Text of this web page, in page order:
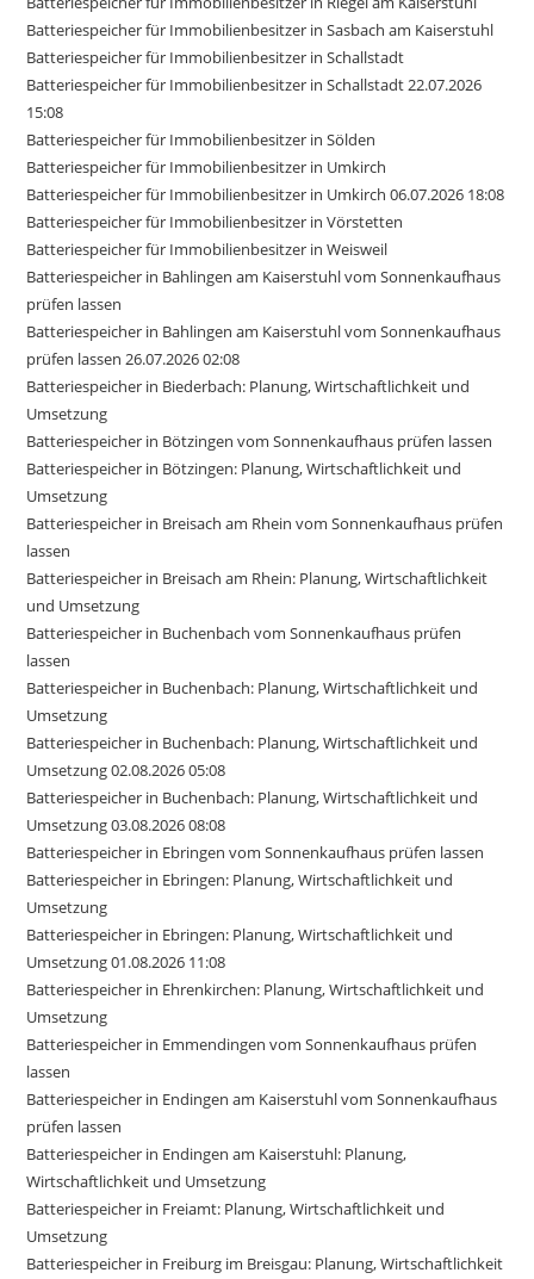
Batteriespeicher für Immobilienbesitzer in Sasbach am Kaiserstuhl
Batteriespeicher für Immobilienbesitzer in Schallstadt
Batteriespeicher für Immobilienbesitzer in Schallstadt 22.07.2026
15:08
Batteriespeicher für Immobilienbesitzer in Sölden
Batteriespeicher für Immobilienbesitzer in Umkirch
Batteriespeicher für Immobilienbesitzer in Umkirch 06.07.2026 18:08
Batteriespeicher für Immobilienbesitzer in Vörstetten
Batteriespeicher für Immobilienbesitzer in Weisweil
Batteriespeicher in Bahlingen am Kaiserstuhl vom Sonnenkaufhaus
prüfen lassen
Batteriespeicher in Bahlingen am Kaiserstuhl vom Sonnenkaufhaus
prüfen lassen 26.07.2026 02:08
Batteriespeicher in Biederbach: Planung, Wirtschaftlichkeit und
Umsetzung
Batteriespeicher in Bötzingen vom Sonnenkaufhaus prüfen lassen
Batteriespeicher in Bötzingen: Planung, Wirtschaftlichkeit und
Umsetzung
Batteriespeicher in Breisach am Rhein vom Sonnenkaufhaus prüfen
lassen
Batteriespeicher in Breisach am Rhein: Planung, Wirtschaftlichkeit
und Umsetzung
Batteriespeicher in Buchenbach vom Sonnenkaufhaus prüfen
lassen
Batteriespeicher in Buchenbach: Planung, Wirtschaftlichkeit und
Umsetzung
Batteriespeicher in Buchenbach: Planung, Wirtschaftlichkeit und
Umsetzung 02.08.2026 05:08
Batteriespeicher in Buchenbach: Planung, Wirtschaftlichkeit und
Umsetzung 03.08.2026 08:08
Batteriespeicher in Ebringen vom Sonnenkaufhaus prüfen lassen
Batteriespeicher in Ebringen: Planung, Wirtschaftlichkeit und
Umsetzung
Batteriespeicher in Ebringen: Planung, Wirtschaftlichkeit und
Umsetzung 01.08.2026 11:08
Batteriespeicher in Ehrenkirchen: Planung, Wirtschaftlichkeit und
Umsetzung
Batteriespeicher in Emmendingen vom Sonnenkaufhaus prüfen
lassen
Batteriespeicher in Endingen am Kaiserstuhl vom Sonnenkaufhaus
prüfen lassen
Batteriespeicher in Endingen am Kaiserstuhl: Planung,
Wirtschaftlichkeit und Umsetzung
Batteriespeicher in Freiamt: Planung, Wirtschaftlichkeit und
Umsetzung
Batteriespeicher in Freiburg im Breisgau: Planung, Wirtschaftlichkeit